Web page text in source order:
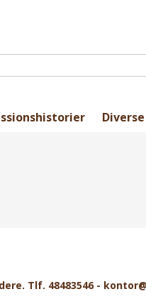
Diverse
Tlf. 48483546 -